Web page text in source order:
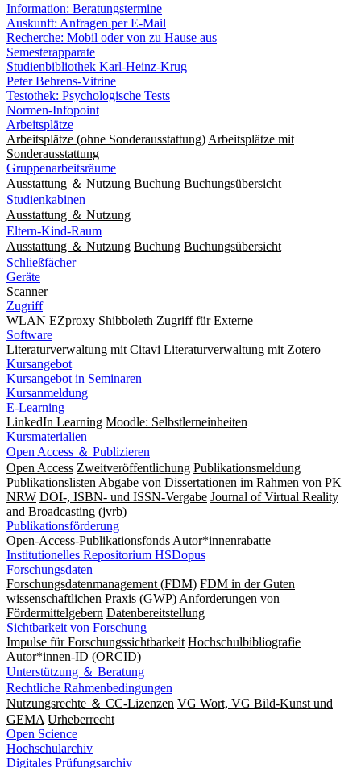
Information: Beratungstermine
Auskunft: Anfragen per E-Mail
Recherche: Mobil oder von zu Hause aus
Semesterapparate
Studienbibliothek Karl-Heinz-Krug
Peter Behrens-Vitrine
Testothek: Psychologische Tests
Normen-Infopoint
Arbeitsplätze
Arbeitsplätze (ohne Sonderausstattung) Arbeitsplätze mit
Sonderausstattung
Gruppenarbeitsräume
Ausstattung ＆ Nutzung Buchung Buchungsübersicht
Studienkabinen
Ausstattung ＆ Nutzung
Eltern-Kind-Raum
Ausstattung ＆ Nutzung Buchung Buchungsübersicht
Schließfächer
Geräte
Scanner
Zugriff
WLAN EZproxy Shibboleth Zugriff für Externe
Software
Literaturverwaltung mit Citavi Literaturverwaltung mit Zotero
Kursangebot
Kursangebot in Seminaren
Kursanmeldung
E-Learning
LinkedIn Learning Moodle: Selbstlerneinheiten
Kursmaterialien
Open Access ＆ Publizieren
Open Access Zweitveröffentlichung Publikationsmeldung
Publikationslisten Abgabe von Dissertationen im Rahmen von PK
NRW DOI-, ISBN- und ISSN-Vergabe Journal of Virtual Reality
and Broadcasting (jvrb)
Publikationsförderung
Open-Access-Publikationsfonds Autor*innenrabatte
Institutionelles Repositorium HSDopus
Forschungsdaten
Forschungsdatenmanagement (FDM) FDM in der Guten
wissenschaftlichen Praxis (GWP) Anforderungen von
Fördermittelgebern Datenbereitstellung
Sichtbarkeit von Forschung
Impulse für Forschungssichtbarkeit Hochschulbibliografie
Autor*innen-ID (ORCID)
Unterstützung ＆ Beratung
Rechtliche Rahmenbedingungen
Nutzungsrechte ＆ CC-Lizenzen VG Wort, VG Bild-Kunst und
GEMA Urheberrecht
Open Science
Hochschularchiv
Digitales Prüfungsarchiv